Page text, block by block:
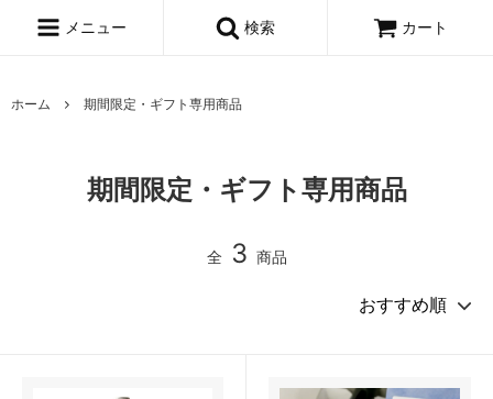
メニュー 検索 カート
ホーム 期間限定・ギフト専用商品
期間限定・ギフト専用商品
全 3 商品